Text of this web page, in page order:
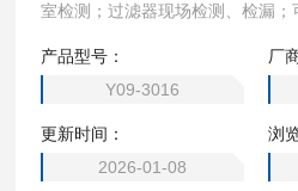
室检测；过滤器现场检测、检漏；
统，计算机室，饮料包装环境，
院洁净手术室，汽车喷涂环境,微
生、精细化工、精密机械等生产和
产品型号：
Y09-3016
厂
更新时间：
2026-01-08
浏